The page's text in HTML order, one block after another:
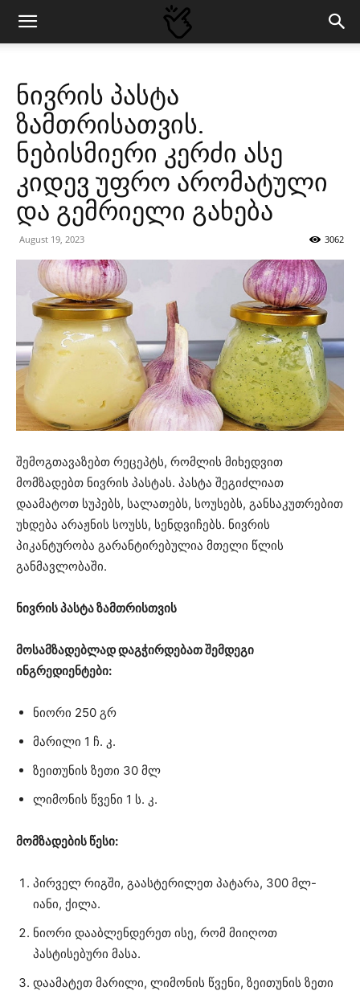
ნივრის პასტა
ზამთრისათვის.
ნებისმიერი კერძი ასე
კიდევ უფრო არომატული
და გემრიელი გახება
August 19, 2023 3062
შემოგთავაზებთ რეცეპტს, რომლის მიხედვით
მომზადებთ ნივრის პასტას. პასტა შეგიძლიათ
დაამატოთ სუპებს, სალათებს, სოუსებს, განსაკუთრებით
უხდება არაჟნის სოუსს, სენდვიჩებს. ნივრის
პიკანტურობა გარანტირებულია მთელი წლის
განმავლობაში.
ნივრის პასტა ზამთრისთვის
მოსამზადებლად დაგჭირდებათ შემდეგი
ინგრედიენტები:
ნიორი 250 გრ
მარილი 1 ჩ. კ.
ზეითუნის ზეთი 30 მლ
ლიმონის წვენი 1 ს. კ.
მომზადების წესი:
პირველ რიგში, გაასტერილეთ პატარა, 300 მლ-
იანი, ქილა.
ნიორი დააბლენდერეთ ისე, რომ მიიღოთ
პასტისებური მასა.
დაამატეთ მარილი, ლიმონის წვენი, ზეითუნის ზეთი